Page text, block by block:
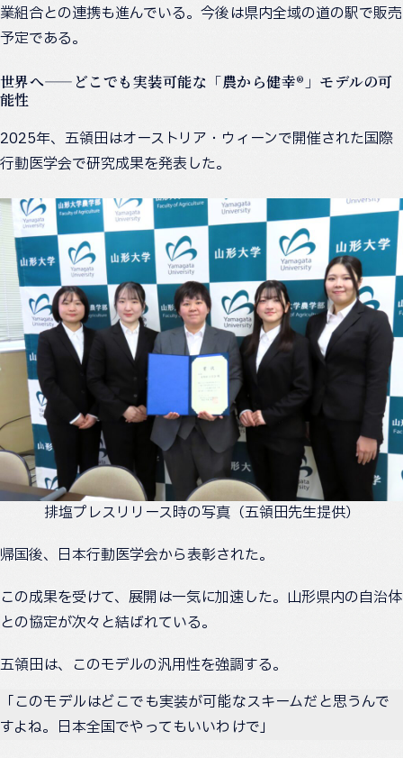
業組合との連携も進んでいる。今後は県内全域の道の駅で販売
予定である。
世界へ——どこでも実装可能な「農から健幸®」モデルの可
能性
2025年、五領田はオーストリア・ウィーンで開催された国際
行動医学会で研究成果を発表した。
排塩プレスリリース時の写真（五領田先生提供）
帰国後、日本行動医学会から表彰された。
この成果を受けて、展開は一気に加速した。山形県内の自治体
との協定が次々と結ばれている。
五領田は、このモデルの汎用性を強調する。
「このモデルはどこでも実装が可能なスキームだと思うんで
すよね。日本全国でやってもいいわけで」